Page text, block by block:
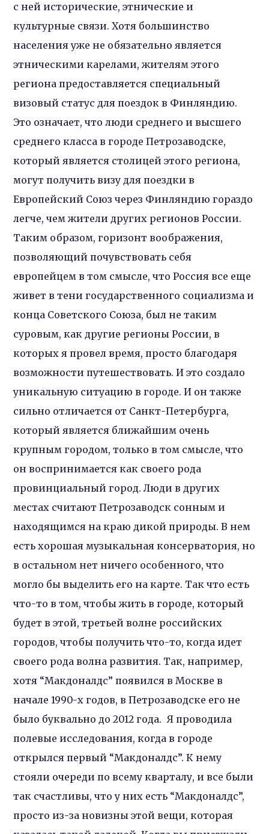
с ней исторические, этнические и
культурные связи. Хотя большинство
населения уже не обязательно является
этническими карелами, жителям этого
региона предоставляется специальный
визовый статус для поездок в Финляндию.
Это означает, что люди среднего и высшего
среднего класса в городе Петрозаводске,
который является столицей этого региона,
могут получить визу для поездки в
Европейский Союз через Финляндию гораздо
легче, чем жители других регионов России.
Таким образом, горизонт воображения,
позволяющий почувствовать себя
европейцем в том смысле, что Россия все еще
живет в тени государственного социализма и
конца Советского Союза, был не таким
суровым, как другие регионы России, в
которых я провел время, просто благодаря
возможности путешествовать. И это создало
уникальную ситуацию в городе. И он также
сильно отличается от Санкт-Петербурга,
который является ближайшим очень
крупным городом, только в том смысле, что
он воспринимается как своего рода
провинциальный город. Люди в других
местах считают Петрозаводск сонным и
находящимся на краю дикой природы. В нем
есть хорошая музыкальная консерватория, но
в остальном нет ничего особенного, что
могло бы выделить его на карте. Так что есть
что-то в том, чтобы жить в городе, который
будет в этой, третьей волне российских
городов, чтобы получить что-то, когда идет
своего рода волна развития. Так, например,
хотя “Макдоналдс” появился в Москве в
начале 1990-х годов, в Петрозаводске его не
было буквально до 2012 года. Я проводила
полевые исследования, когда в городе
открылся первый “Макдоналдс”. К нему
стояли очереди по всему кварталу, и все были
так счастливы, что у них есть “Макдоналдс”,
просто из-за новизны этой вещи, которая